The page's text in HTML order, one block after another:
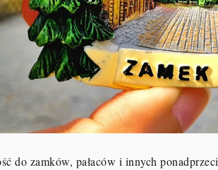
do zamków, pałaców i innych